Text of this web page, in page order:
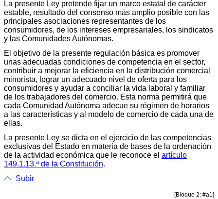
La presente Ley pretende fijar un marco estatal de carácter
estable, resultado del consenso más amplio posible con las
principales asociaciones representantes de los
consumidores, de los intereses empresariales, los sindicatos
y las Comunidades Autónomas.
El objetivo de la presente regulación básica es promover
unas adecuadas condiciones de competencia en el sector,
contribuir a mejorar la eficiencia en la distribución comercial
minorista, lograr un adecuado nivel de oferta para los
consumidores y ayudar a conciliar la vida laboral y familiar
de los trabajadores del comercio. Esta norma permitirá que
cada Comunidad Autónoma adecue su régimen de horarios
a las características y al modelo de comercio de cada una de
ellas.
La presente Ley se dicta en el ejercicio de las competencias
exclusivas del Estado en materia de bases de la ordenación
de la actividad económica que le reconoce el artículo
149.1.13.ª de la Constitución.
Subir
[Bloque 2: #a1]